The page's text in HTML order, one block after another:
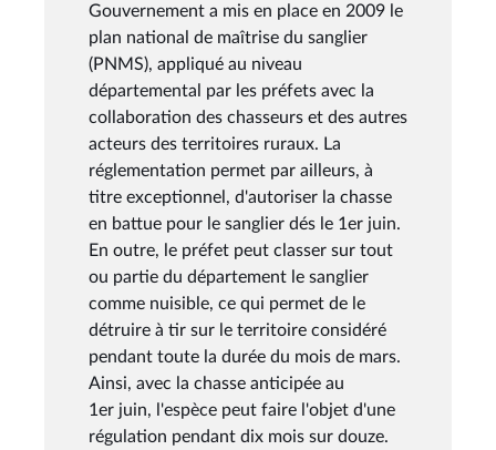
Gouvernement a mis en place en 2009 le
plan national de maîtrise du sanglier
(PNMS), appliqué au niveau
départemental par les préfets avec la
collaboration des chasseurs et des autres
acteurs des territoires ruraux. La
réglementation permet par ailleurs, à
titre exceptionnel, d'autoriser la chasse
en battue pour le sanglier dés le 1er juin.
En outre, le préfet peut classer sur tout
ou partie du département le sanglier
comme nuisible, ce qui permet de le
détruire à tir sur le territoire considéré
pendant toute la durée du mois de mars.
Ainsi, avec la chasse anticipée au
1er juin, l'espèce peut faire l'objet d'une
régulation pendant dix mois sur douze.